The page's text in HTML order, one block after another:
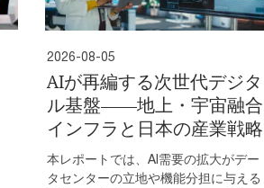
2026-08-05
AIが再編する次世代デジタ
ル基盤――地上・宇宙融合
インフラと日本の産業戦略
本レポートでは、AI需要の拡大がデー
タセンターの立地や機能分担に与える